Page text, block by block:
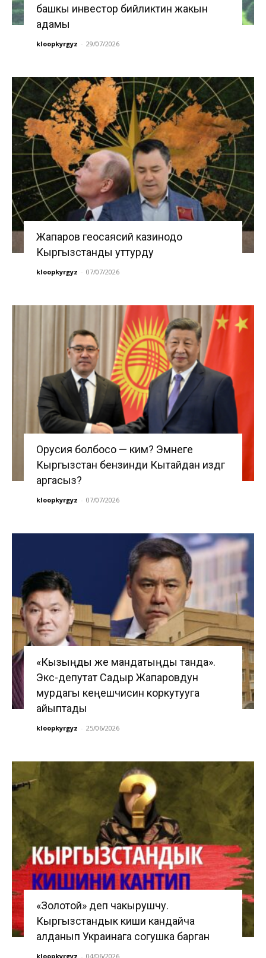
башкы инвестор бийликтин жакын
адамы
kloopkyrgyz - 29/07/2026
Жапаров геосаясий казинодо
Кыргызстанды уттурду
kloopkyrgyz - 07/07/2026
Орусия болбосо — ким? Эмнеге
Кыргызстан бензинди Кытайдан издөөгө
аргасыз?
kloopkyrgyz - 07/07/2026
«Кызыңды же мандатыңды танда».
Экс-депутат Садыр Жапаровдун
мурдагы кеңешчисин коркутууга
айыптады
kloopkyrgyz - 25/06/2026
«Золотой» деп чакырушчу.
Кыргызстандык киши кандайча
алданып Украинага согушка барган
kloopkyrgyz - 04/06/2026